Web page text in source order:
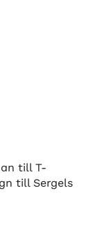
till T-
till Sergels